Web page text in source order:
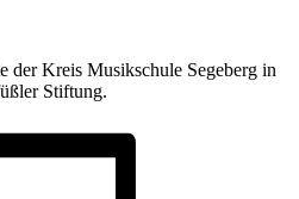
der Kreis Musikschule Segeberg in
Stiftung.